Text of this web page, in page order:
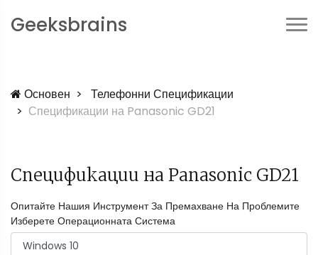
Geeksbrains
Основен
Телефонни Спецификации
Спецификации на Panasonic GD21
Спецификации на Panasonic GD21
Опитайте Нашия Инструмент За Премахване На Проблемите
Изберете Операционната Система